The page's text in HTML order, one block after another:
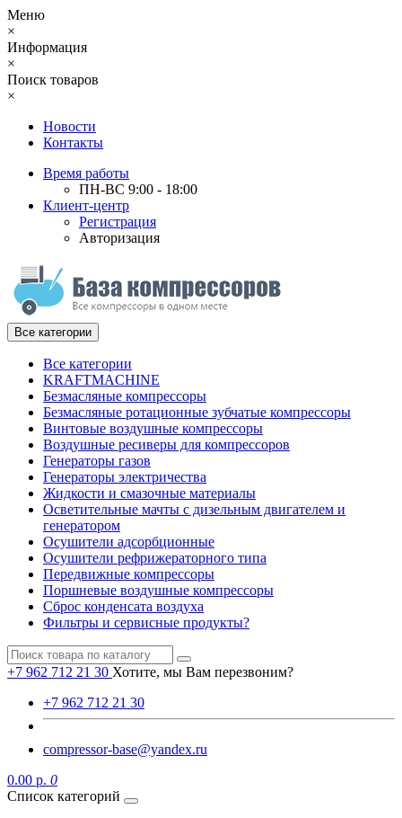
Меню
×
Информация
×
Поиск товаров
×
Новости
Контакты
Время работы
ПН-ВС 9:00 - 18:00
Клиент-центр
Регистрация
Авторизация
Все категории
Все категории
KRAFTMACHINE
Безмасляные компрессоры
Безмасляные ротационные зубчатые компрессоры
Винтовые воздушные компрессоры
Воздушные ресиверы для компрессоров
Генераторы газов
Генераторы электричества
Жидкости и смазочные материалы
Осветительные мачты с дизельным двигателем и
генератором
Осушители адсорбционные
Осушители рефрижераторного типа
Передвижные компрессоры
Поршневые воздушные компрессоры
Сброс конденсата воздуха
Фильтры и сервисные продукты?
+7 962 712 21 30 Хотите, мы Вам перезвоним?
+7 962 712 21 30
compressor-base@yandex.ru
0.00 р. 0
Список категорий